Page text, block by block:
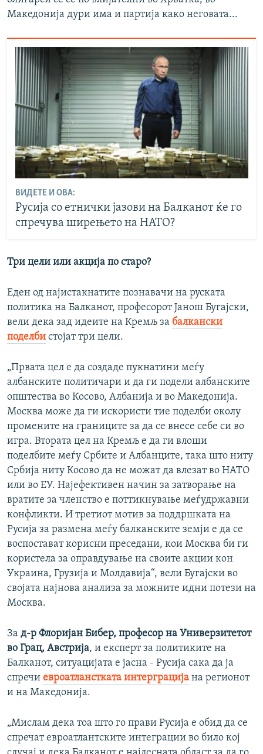
Македонија дури има и партија како неговата...
ВИДЕТЕ И ОВА:
Русија со етнички јазови на Балканот ќе го
спречува ширењето на НАТО?
Три цели или акција по старо?
Еден од најистакнатите познавачи на руската
политика на Балканот, професорот Јанош Бугајски,
вели дека зад идеите на Кремљ за балкански
поделби стојат три цели.
„Првата цел е да создаде пукнатини меѓу
албанските политичари и да ги подели албанските
општества во Косово, Албанија и во Македонија.
Москва може да ги искористи тие поделби околу
промените на границите за да се внесе себе си во
игра. Втората цел на Кремљ е да ги влоши
поделбите меѓу Србите и Албанците, така што ниту
Србија ниту Косово да не можат да влезат во НАТО
или во ЕУ. Најефективен начин за затворање на
вратите за членство е поттикнување меѓудржавни
конфликти. И третиот мотив за поддршката на
Русија за размена меѓу балканските земји е да се
воспостават корисни преседани, кои Москва би ги
користела за оправдување на своите акции кон
Украина, Грузија и Молдавија“, вели Бугајски во
својата најнова анализа за можните идни потези на
Москва.
За д-р Флоријан Бибер, професор на Универзитетот
во Грац, Австрија, и експерт за политиките на
Балканот, ситуацијата е јасна - Русија сака да ја
спречи евроатланстката интерграција на регионот
и на Македонија.
„Мислам дека тоа што го прави Русија е обид да се
спречат евроатлантските интеграции во било кој